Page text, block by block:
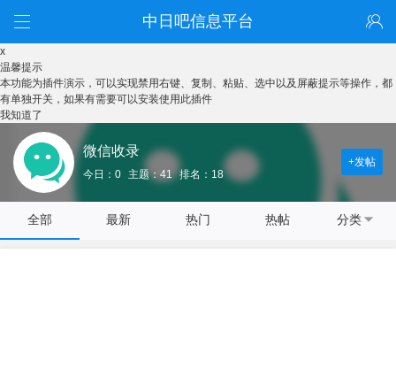
中日吧信息平台
x
温馨提示
本功能为插件演示，可以实现禁用右键、复制、粘贴、选中以及屏蔽提示等操作，都
有单独开关，如果有需要可以安装使用此插件
我知道了
微信收录
今日：0 主题：41 排名：18
+发帖
全部 最新 热门 热帖 分类